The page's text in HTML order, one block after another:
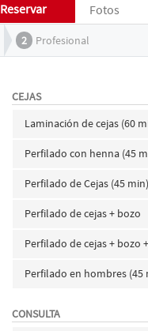
Reservar Fotos
2 Profesional
CEJAS
Laminación de cejas (60
Perfilado con henna (45
Perfilado de Cejas (45 min)
Perfilado de cejas + bozo
Perfilado de cejas + bozo
Perfilado en hombres (45
CONSULTA